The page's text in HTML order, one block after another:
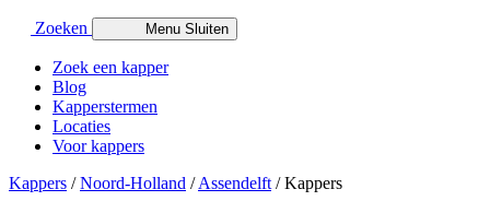
Zoeken Menu Sluiten
Zoek een kapper
Blog
Kapperstermen
Locaties
Voor kappers
Kappers /Noord-Holland /Assendelft /Kappers